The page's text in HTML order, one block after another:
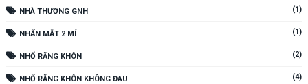
NHÀ THƯƠNG GNH (1)
NHẤN MẮT 2 MÍ (1)
NHỔ RĂNG KHÔN (2)
NHỔ RĂNG KHÔN KHÔNG ĐAU (4)